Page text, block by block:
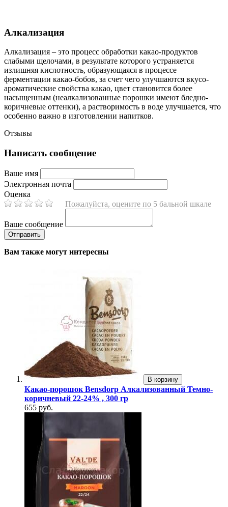
Алкализация
Алкализация – это процесс обработки какао-продуктов
слабыми щелочами, в результате которого устраняется
излишняя кислотность, образующаяся в процессе
ферментации какао-бобов, за счет чего улучшаются вкусо-
ароматические свойства какао, цвет становится более
насыщенным (неалкализованные порошки имеют бледно-
коричневые оттенки), а растворимость в воде улучшается, что
особенно важно в изготовлении напитков.
Отзывы
Написать сообщение
Ваше имя
Электронная почта
Оценка
Пожалуйста, оцените по 5 бальной шкале
Ваше сообщение
Вам также могут интересны
В корзину
Какао-порошок Bensdorp Алкализованный Темно-
коричневый 22-24% , 300 гр
655 руб.